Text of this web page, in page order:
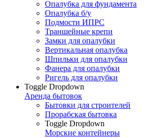
Опалубка для фундамента
Опалубка б/у
Подмости ИПРС
Траншейные крепи
Замки для опалубки
Вертикальная опалубка
Шпильки для опалубки
Фанера для опалубки
Ригель для опалубки
Toggle Dropdown
Аренда бытовок
Бытовки для строителей
Прорабская бытовка
Toggle Dropdown
Морские контейнеры